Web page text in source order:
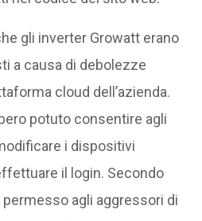
gli inverter Growatt erano
a causa di debolezze
cloud dell’azienda.
potuto consentire agli
i dispositivi
il login. Secondo
permesso agli aggressori di